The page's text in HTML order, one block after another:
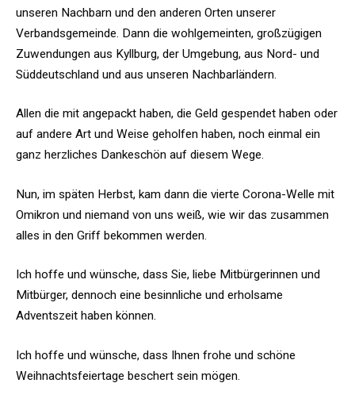
unseren Nachbarn und den anderen Orten unserer
Verbandsgemeinde. Dann die wohlgemeinten, großzügigen
Zuwendungen aus Kyllburg, der Umgebung, aus Nord- und
Süddeutschland und aus unseren Nachbarländern.
Allen die mit angepackt haben, die Geld gespendet haben oder
auf andere Art und Weise geholfen haben, noch einmal ein
ganz herzliches Dankeschön auf diesem Wege.
Nun, im späten Herbst, kam dann die vierte Corona-Welle mit
Omikron und niemand von uns weiß, wie wir das zusammen
alles in den Griff bekommen werden.
Ich hoffe und wünsche, dass Sie, liebe Mitbürgerinnen und
Mitbürger, dennoch eine besinnliche und erholsame
Adventszeit haben können.
Ich hoffe und wünsche, dass Ihnen frohe und schöne
Weihnachtsfeiertage beschert sein mögen.